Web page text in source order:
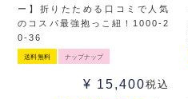
ー】折りたためる口コミで人気
のコスパ最強抱っこ紐！1000-2
0-36
送料無料 ナップナップ
¥ 15,400税込